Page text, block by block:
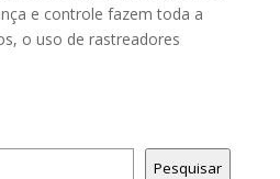
e controle fazem toda a
o uso de rastreadores
Pesquisar